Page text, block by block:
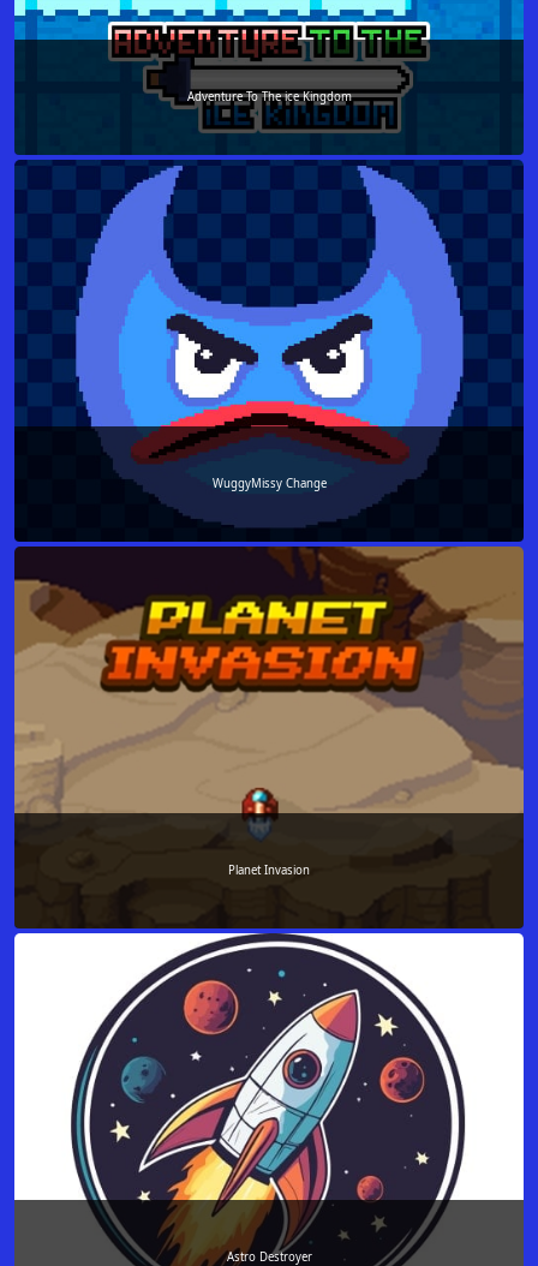
Adventure To The ice Kingdom
WuggyMissy Change
Planet Invasion
Astro Destroyer